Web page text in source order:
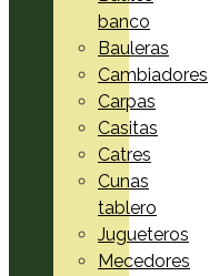
banco
Bauleras
Cambiadores
Carpas
Casitas
Catres
Cunas
tablero
Jugueteros
Mecedores